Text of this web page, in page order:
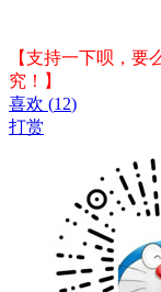
【支持一下呗，
究！】
喜欢 (12)
打赏